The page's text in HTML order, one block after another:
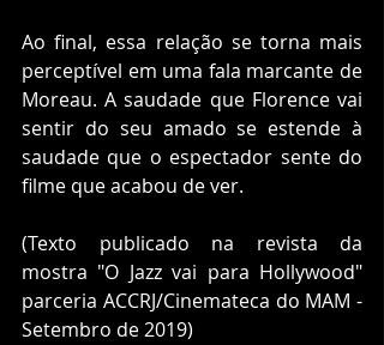
Ao final, essa relação se torna mais
perceptível em uma fala marcante de
Moreau. A saudade que Florence vai
sentir do seu amado se estende à
saudade que o espectador sente do
filme que acabou de ver.
(Texto publicado na revista da
mostra "O Jazz vai para Hollywood"
parceria ACCRJ/Cinemateca do MAM -
Setembro de 2019)